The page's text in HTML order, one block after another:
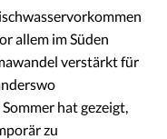
allem im Süden
verstärkt für
hat gezeigt,
zu